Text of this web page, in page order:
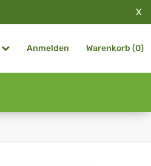
X
Anmelden Warenkorb (0)